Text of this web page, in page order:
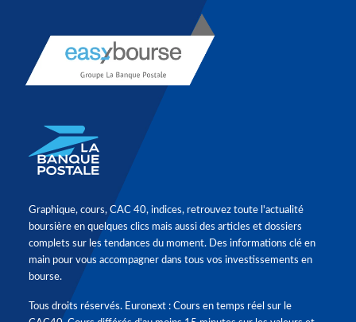
Graphique, cours, CAC 40, indices, retrouvez toute l'actualité
boursière en quelques clics mais aussi des articles et dossiers
complets sur les tendances du moment. Des informations clé en
main pour vous accompagner dans tous vos investissements en
bourse.
Tous droits réservés. Euronext : Cours en temps réel sur le